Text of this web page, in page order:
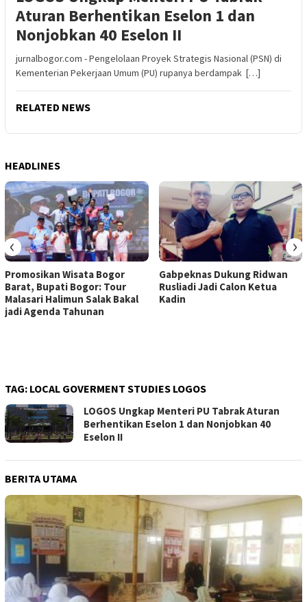
Aturan Berhentikan Eselon 1 dan
Nonjobkan 40 Eselon II
jurnalbogor.com - Pengelolaan Proyek Strategis Nasional (PSN) di
Kementerian Pekerjaan Umum (PU) rupanya berdampak […]
RELATED NEWS
HEADLINES
Promosikan Wisata Bogor
Barat, Bupati Bogor: Tour
Malasari Halimun Salak Bakal
jadi Agenda Tahunan
Gabpeknas Dukung Ridwan
Rusliadi Jadi Calon Ketua
Kadin
‹ ›
TAG: LOCAL GOVERMENT STUDIES LOGOS
LOGOS Ungkap Menteri PU Tabrak Aturan
Berhentikan Eselon 1 dan Nonjobkan 40
Eselon II
BERITA UTAMA